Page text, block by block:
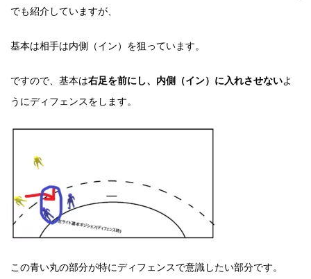
でも紹介していますが、
基本は相手は内側（イン）を狙っています。
ですので、基本は右足を前にし、内側（イン）に入れさせないよ
うにディフェンスをします。
この青い丸の部分が特にディフェンスで意識したい部分です。